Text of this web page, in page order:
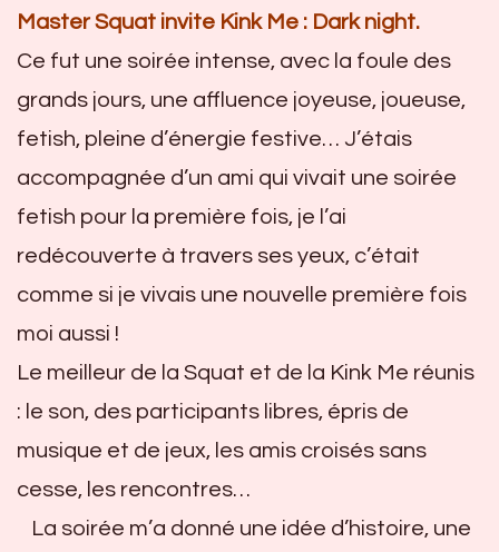
Master Squat invite Kink Me : Dark night.
Ce fut une soirée intense, avec la foule des
grands jours, une affluence joyeuse, joueuse,
fetish, pleine d’énergie festive… J’étais
accompagnée d’un ami qui vivait une soirée
fetish pour la première fois, je l’ai
redécouverte à travers ses yeux, c’était
comme si je vivais une nouvelle première fois
moi aussi !
Le meilleur de la Squat et de la Kink Me réunis
: le son, des participants libres, épris de
musique et de jeux, les amis croisés sans
cesse, les rencontres…
La soirée m’a donné une idée d’histoire, une